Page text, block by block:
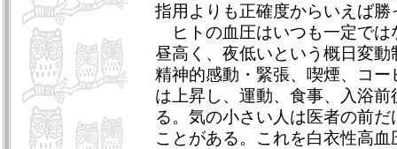
指用よりも正確度からいえば勝
ヒトの血圧はいつも一定では
昼高く、夜低いという概日変
精神的感動・緊張、喫煙、コ
は上昇し、運動、食事、入浴
る。気の小さい人は医者の前
ことがある。これを白衣性高